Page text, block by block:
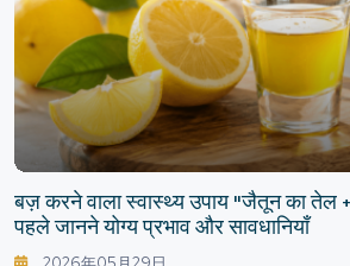
बज़ करने वाला स्वास्थ्य उपाय "जैतून का
पहले जानने योग्य प्रभाव और सावधानियाँ